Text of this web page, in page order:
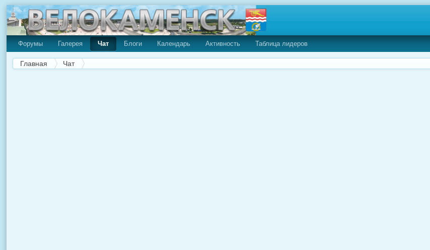
Форумы Галерея Чат Блоги Календарь Активность Таблица лидеров
Главная Чат